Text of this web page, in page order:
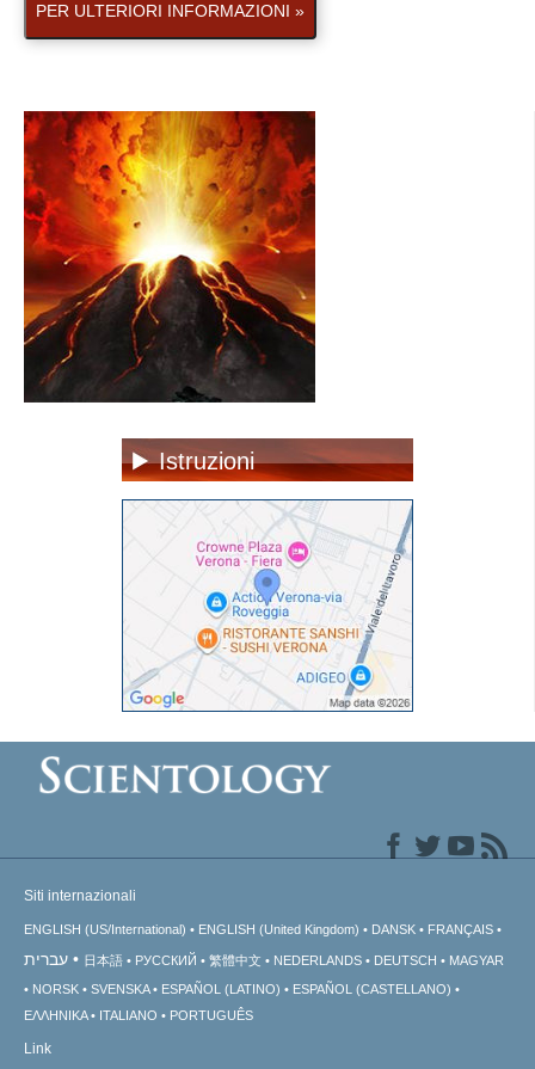
PER ULTERIORI INFORMAZIONI »
Istruzioni
Siti internazionali
ENGLISH (US/International) ENGLISH (United Kingdom) DANSK FRANÇAIS
עברית 日本語 РУССКИЙ 繁體中文 NEDERLANDS DEUTSCH
MAGYAR
NORSK
SVENSKA ESPAÑOL (LATINO)
ESPAÑOL (CASTELLANO)
ΕΛΛΗΝΙΚA
ITALIANO PORTUGUÊS
Link